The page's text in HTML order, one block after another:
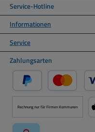
Service-Hotline
Informationen
Service
Zahlungsarten
PayPal
Rechnung nur für Firmen Kommunen